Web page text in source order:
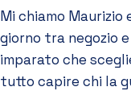
Mi chiamo
giorno tra negozio
imparato che
tutto capire chi la